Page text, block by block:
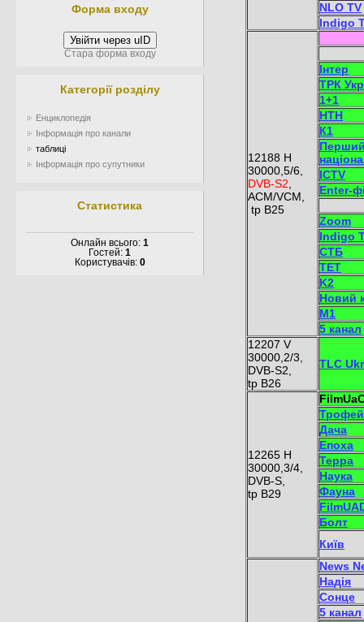
Форма входу
Увійти через uID
Стара форма входу
Категорії розділу
Енциклопедія
Інформація про канали
таблиці
Інформація про супутники
Статистика
Онлайн всього: 1
Гостей: 1
Користувачів: 0
NLO TV
Indigo
12188 H
30000,5/6,
DVB-S2,
ACM/VCM,
tp B25
Інтер
ТРК
1+1
НТН
К1
ICTV
Enter-
Zoom
Indigo
СТБ
ТЕТ
K2
Новий
M1
5 канал
12207 V
30000,2/3,
DVB-S2,
tp B26
TLC
12265 Н
30000,3/4,
DVB-S,
tp B29
Трофей
Дача
Епоха
Терра
Наука
Фауна
Болт
Київ
News
Нaдiя
Сoнцe
5 канал